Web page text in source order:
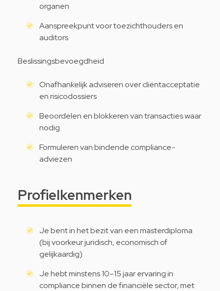
organen
Aanspreekpunt voor toezichthouders en
auditors
Beslissingsbevoegdheid
Onafhankelijk adviseren over cliëntacceptatie
en risicodossiers
Beoordelen en blokkeren van transacties waar
nodig
Formuleren van bindende compliance-
adviezen
Profielkenmerken
Je bent in het bezit van een masterdiploma
(bij voorkeur juridisch, economisch of
gelijkaardig)
Je hebt minstens 10–15 jaar ervaring in
compliance binnen de financiële sector, met